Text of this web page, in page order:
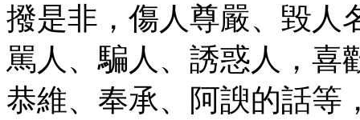
撥是非，傷人尊嚴、毀人
駡人、騙人、誘惑人，喜
恭維、奉承、阿諛的話等